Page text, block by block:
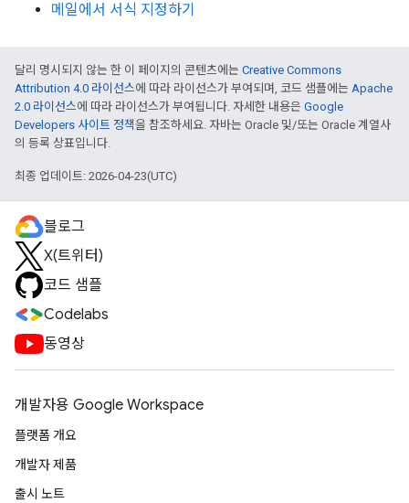
메일에서 서식 지정하기
달리 명시되지 않는 한 이 페이지의 콘텐츠에는 Creative Commons
Attribution 4.0 라이선스에 따라 라이선스가 부여되며, 코드 샘플에는 Apache
2.0 라이선스에 따라 라이선스가 부여됩니다. 자세한 내용은 Google
Developers 사이트 정책을 참조하세요. 자바는 Oracle 및/또는 Oracle 계열사
의 등록 상표입니다.
최종 업데이트: 2026-04-23(UTC)
블로그
X(트위터)
코드 샘플
Codelabs
동영상
개발자용 Google Workspace
플랫폼 개요
개발자 제품
출시 노트